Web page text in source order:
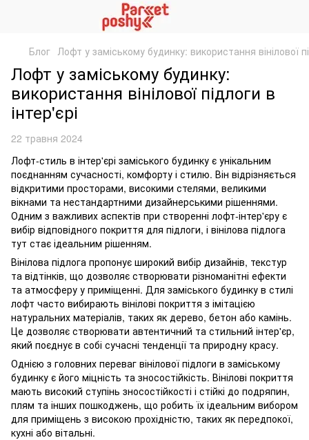
Блог Лофт у заміському будинку: використання вінілової
Лофт у заміському будинку:
використання вінілової підлоги в
інтер'єрі
22 травня 2024
Лофт-стиль в інтер'єрі заміського будинку є унікальним
поєднанням сучасності, комфорту і стилю. Він відрізняється
відкритими просторами, високими стелями, великими
вікнами та нестандартними дизайнерськими рішеннями.
Одним з важливих аспектів при створенні лофт-інтер'єру є
вибір відповідного покриття для підлоги, і вінілова підлога
тут стає ідеальним рішенням.
Вінілова підлога пропонує широкий вибір дизайнів, текстур
та відтінків, що дозволяє створювати різноманітні ефекти
та атмосферу у приміщенні. Для заміського будинку в стилі
лофт часто вибирають вінілові покриття з імітацією
натуральних матеріалів, таких як дерево, бетон або камінь.
Це дозволяє створювати автентичний та стильний інтер'єр,
який поєднує в собі сучасні тенденції та природну красу.
Однією з головних переваг вінілової підлоги в заміському
будинку є його міцність та зносостійкість. Вінілові покриття
мають високий ступінь зносостійкості і стійкі до подряпин,
плям та інших пошкоджень, що робить їх ідеальним вибором
для приміщень з високою прохідністю, таких як передпокої,
кухні або вітальні.